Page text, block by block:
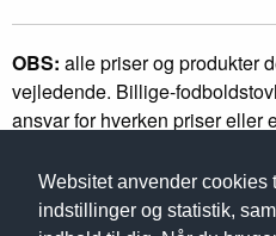
Websitet anvender cookies
indstillinger og statistik,
OBS: alle priser og produkter
vejledende. Billige-
ansvar for hverken priser eller
forhandler ikke nogle
forhandlere af fodboldstøvler.